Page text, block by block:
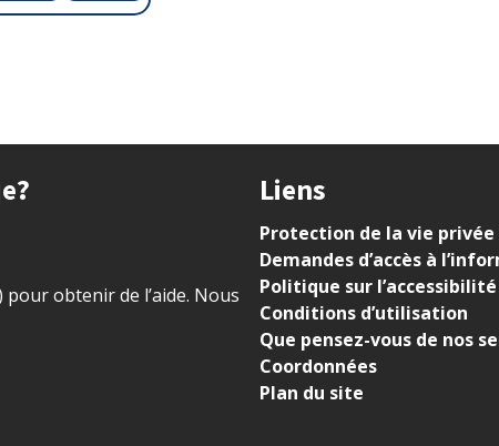
pour obtenir de l’aide. Nous
Liens
Protection de la vie privée
Demandes d’accès à
Politique sur l’accessibilité
Conditions d’utilisation
Que pensez-vous de nos
Coordonnées
Plan du site